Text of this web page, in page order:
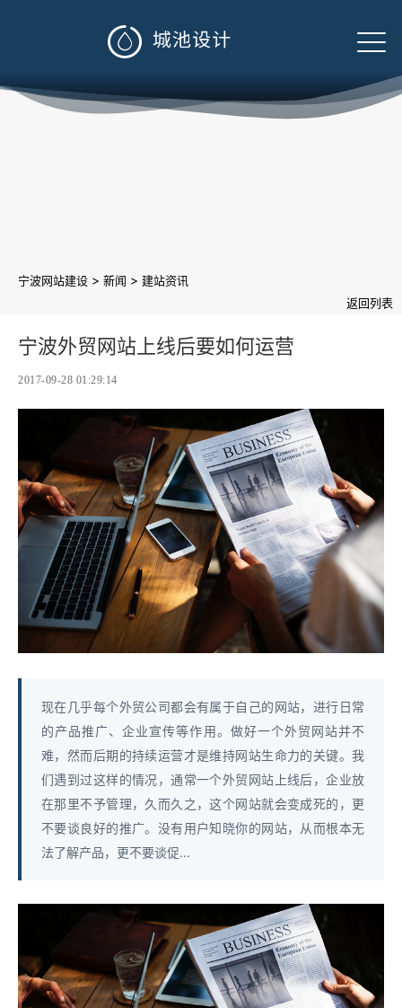

宁波网站建设 > 新闻 > 建站资讯
返回列表
宁波外贸网站上线后要如何运营
2017-09-28 01:29:14
现在几乎每个外贸公司都会有属于自己的网站，进行日常
的产品推广、企业宣传等作用。做好一个外贸网站并不
难，然而后期的持续运营才是维持网站生命力的关键。我
们遇到过这样的情况，通常一个外贸网站上线后，企业放
在那里不予管理，久而久之，这个网站就会变成死的，更
不要谈良好的推广。没有用户知晓你的网站，从而根本无
法了解产品，更不要谈促...